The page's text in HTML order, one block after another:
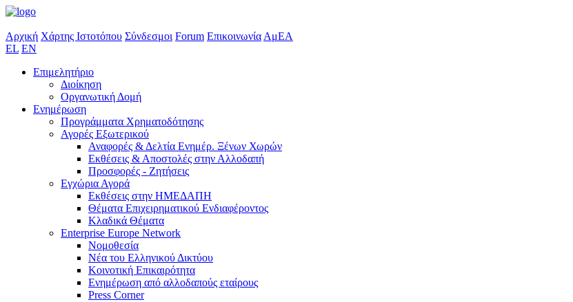
Αρχική Χάρτης Ιστοτόπου Σύνδεσμοι Forum Επικοινωνία ΑμΕΑ
EL EN
Επιμελητήριο
Διοίκηση
Οργανωτική Δομή
Ενημέρωση
Προγράμματα Χρηματοδότησης
Αγορές Εξωτερικού
Αναφορές & Δελτία Ενημέρ. Ξένων Χωρών
Εκθέσεις & Αποστολές στην Αλλοδαπή
Προσφορές - Ζητήσεις
Εγχώρια Αγορά
Εκθέσεις στην ΗΜΕΔΑΠΗ
Θέματα Επιχειρηματικού Ενδιαφέροντος
Κλαδικά Θέματα
Enterprise Europe Network
Νομοθεσία
Νέα του Ελληνικού Δικτύου
Κοινοτική Επικαιρότητα
Ενημέρωση από αλλοδαπούς εταίρους
Press Corner